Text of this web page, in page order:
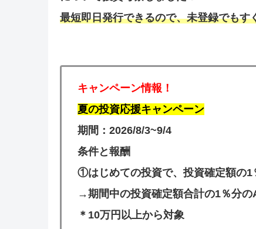
最短即日発行できるので、未登録でも
キャンペーン情報！
夏の投資応援キャンペーン
期間：2026/8/3~9/4
条件と報酬
①はじめての投資で、投資確定額の1
→期間中の投資確定額合計の1％分
＊10万円以上から対象